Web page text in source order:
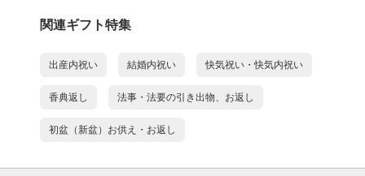
関連ギフト特集
出産内祝い 結婚内祝い 快気祝い・快気内祝い
香典返し 法事・法要の引き出物、お返し
初盆（新盆）お供え・お返し